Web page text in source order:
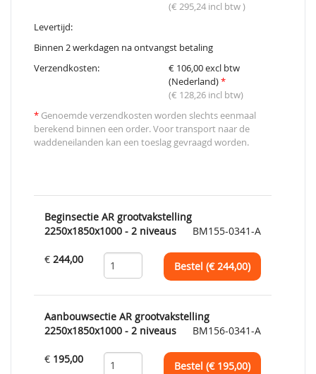
(€ 295,24 incl btw )
Levertijd:
Binnen 2 werkdagen na ontvangst betaling
Verzendkosten:
€ 106,00 excl btw
(Nederland)*
(€ 128,26 incl btw)
* Genoemde verzendkosten worden slechts eenmaal
berekend binnen een order. Voor transport naar de
waddeneilanden kan een toeslag gevraagd worden.
Beginsectie AR grootvakstelling
2250x1850x1000 - 2 niveaus
BM155-0341-A
€ 244,00
Bestel (€244,00)
Aanbouwsectie AR grootvakstelling
2250x1850x1000 - 2 niveaus
BM156-0341-A
€ 195,00
Bestel (€ 195,00)